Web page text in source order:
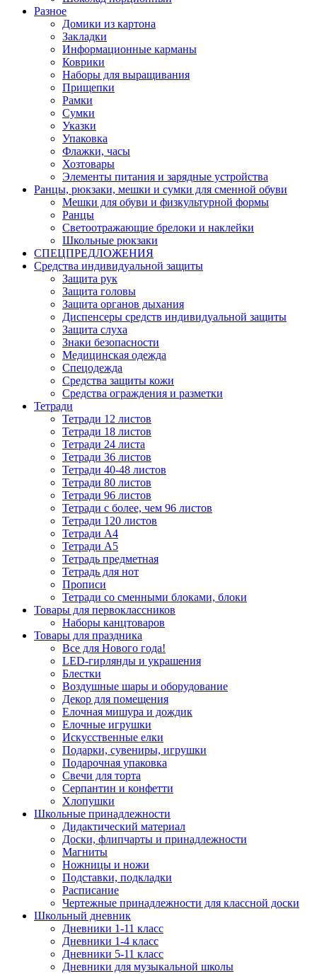
Разное
Домики из картона
Закладки
Информационные карманы
Коврики
Наборы для выращивания
Прищепки
Рамки
Сумки
Указки
Упаковка
Флажки, часы
Хозтовары
Элементы питания и зарядные устройства
Ранцы, рюкзаки, мешки и сумки для сменной обуви
Мешки для обуви и физкультурной формы
Ранцы
Светоотражающие брелоки и наклейки
Школьные рюкзаки
СПЕЦПРЕДЛОЖЕНИЯ
Средства индивидуальной защиты
Защита рук
Защита головы
Защита органов дыхания
Диспенсеры средств индивидуальной защиты
Защита слуха
Знаки безопасности
Медицинская одежда
Спецодежда
Средства защиты кожи
Средства ограждения и разметки
Тетради
Тетради 12 листов
Тетради 18 листов
Тетради 24 листа
Тетради 36 листов
Тетради 40-48 листов
Тетради 80 листов
Тетради 96 листов
Тетради с более, чем 96 листов
Тетради 120 листов
Тетради А4
Тетради А5
Тетрадь предметная
Тетрадь для нот
Прописи
Тетради со сменными блоками, блоки
Товары для первоклассников
Наборы канцтоваров
Товары для праздника
Все для Нового года!
LED-гирлянды и украшения
Блестки
Воздушные шары и оборудование
Декор для помещения
Елочная мишура и дождик
Елочные игрушки
Искусственные елки
Подарки, сувениры, игрушки
Подарочная упаковка
Свечи для торта
Серпантин и конфетти
Хлопушки
Школьные принадлежности
Дидактический материал
Доски, флипчарты и принадлежности
Магниты
Ножницы и ножи
Подставки, подкладки
Расписание
Чертежные принадлежности для классной доски
Школьный дневник
Дневники 1-11 класс
Дневники 1-4 класс
Дневники 5-11 класс
Дневники для музыкальной школы